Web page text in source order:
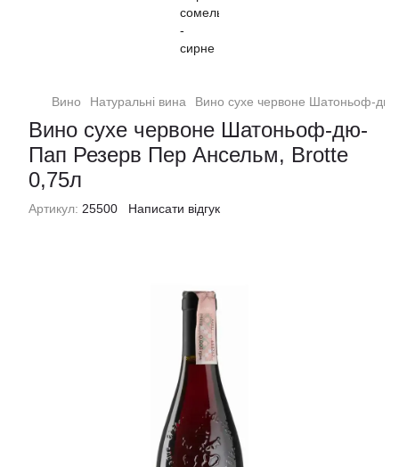
Вино Натуральні вина Вино сухе червоне Шатоньоф-
Вино сухе червоне Шатоньоф-дю-
Пап Резерв Пер Ансельм, Brotte
0,75л
Артикул: 25500 Написати відгук